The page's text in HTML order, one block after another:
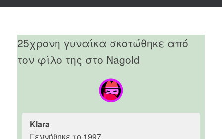
25χρονη γυναίκα σκοτώθηκε από
τον φίλο της στο Nagold
Klara
Γεννήθηκε το 1997